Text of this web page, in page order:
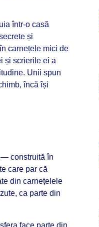
într-o casă
și
carnețele mici de
și scrierile ei a
Unii spun
încă își
— construită în
care par că
din carnețelele
ca parte din
face parte din